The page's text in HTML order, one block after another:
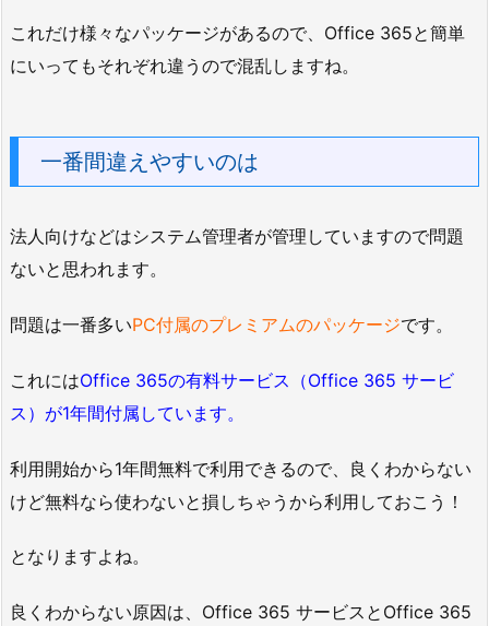
これだけ様々なパッケージがあるので、Office 365と簡単
にいってもそれぞれ違うので混乱しますね。
一番間違えやすいのは
法人向けなどはシステム管理者が管理していますので問題
ないと思われます。
問題は一番多いPC付属のプレミアムのパッケージです。
これにはOffice 365の有料サービス（Office 365 サービ
ス）が1年間付属しています。
利用開始から1年間無料で利用できるので、良くわからない
けど無料なら使わないと損しちゃうから利用しておこう！
となりますよね。
良くわからない原因は、Office 365 サービスとOffice 365